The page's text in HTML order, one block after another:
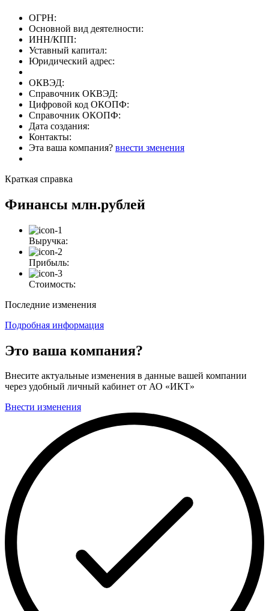
ОГРН:
Основной вид деятелности:
ИНН/КПП:
Уставный капитал:
Юридический адрес:
ОКВЭД:
Справочник ОКВЭД:
Цифровой код ОКОПФ:
Справочник ОКОПФ:
Дата создания:
Контакты:
Эта ваша компания? внести зменения
Краткая справка
Финансы млн.рублей
Выручка:
Прибыль:
Стоимость:
Последние изменения
Подробная информация
Это ваша компания?
Внесите актуальные изменения в данные вашей компании
через удобный личный кабинет от АО «ИКТ»
Внести изменения